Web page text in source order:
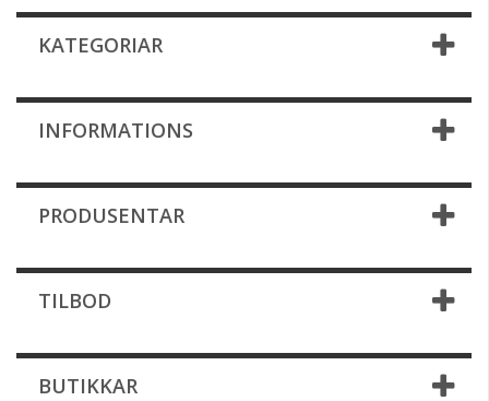
KATEGORIAR
INFORMATIONS
PRODUSENTAR
TILBOD
BUTIKKAR